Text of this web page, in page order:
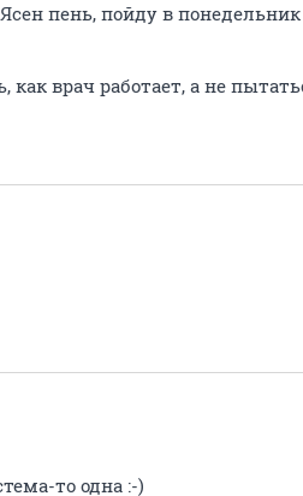
Ясен пень, пойду в понедельник
врач работает, а не
то одна :-)